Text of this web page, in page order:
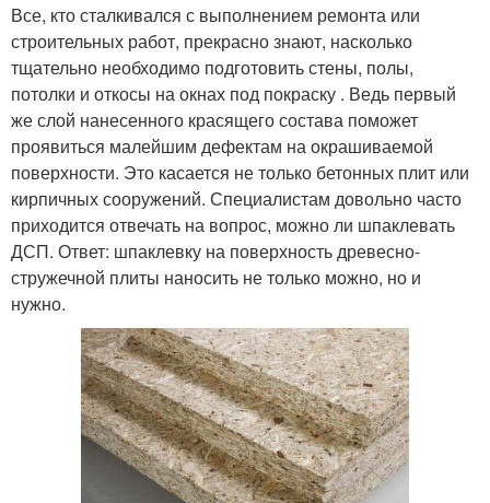
Все, кто сталкивался с выполнением ремонта или
строительных работ, прекрасно знают, насколько
тщательно необходимо подготовить стены, полы,
потолки и откосы на окнах под покраску . Ведь первый
же слой нанесенного красящего состава поможет
проявиться малейшим дефектам на окрашиваемой
поверхности. Это касается не только бетонных плит или
кирпичных сооружений. Специалистам довольно часто
приходится отвечать на вопрос, можно ли шпаклевать
ДСП. Ответ: шпаклевку на поверхность древесно-
стружечной плиты наносить не только можно, но и
нужно.